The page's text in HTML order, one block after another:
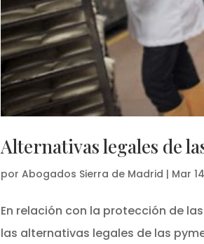
Alternativas legales de
porAbogados Sierra de Madrid | Mar
En relación con la protección de
las alternativas legales de las